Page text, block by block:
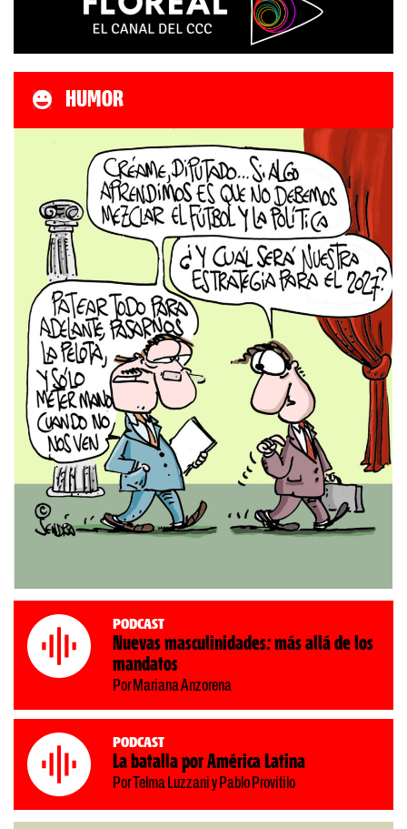
HUMOR
Podcast
Nuevas masculinidades: más allá de los
mandatos
Por Mariana Anzorena
Podcast
La batalla por América Latina
Por Telma Luzzani y Pablo Provitilo